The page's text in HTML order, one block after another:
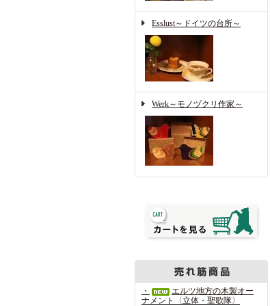
Esslust～ドイツの台所～
Werk～モノヅクリ作家～
・
エルツ地方の木製オー
ナメント〈立体・聖歌隊〉